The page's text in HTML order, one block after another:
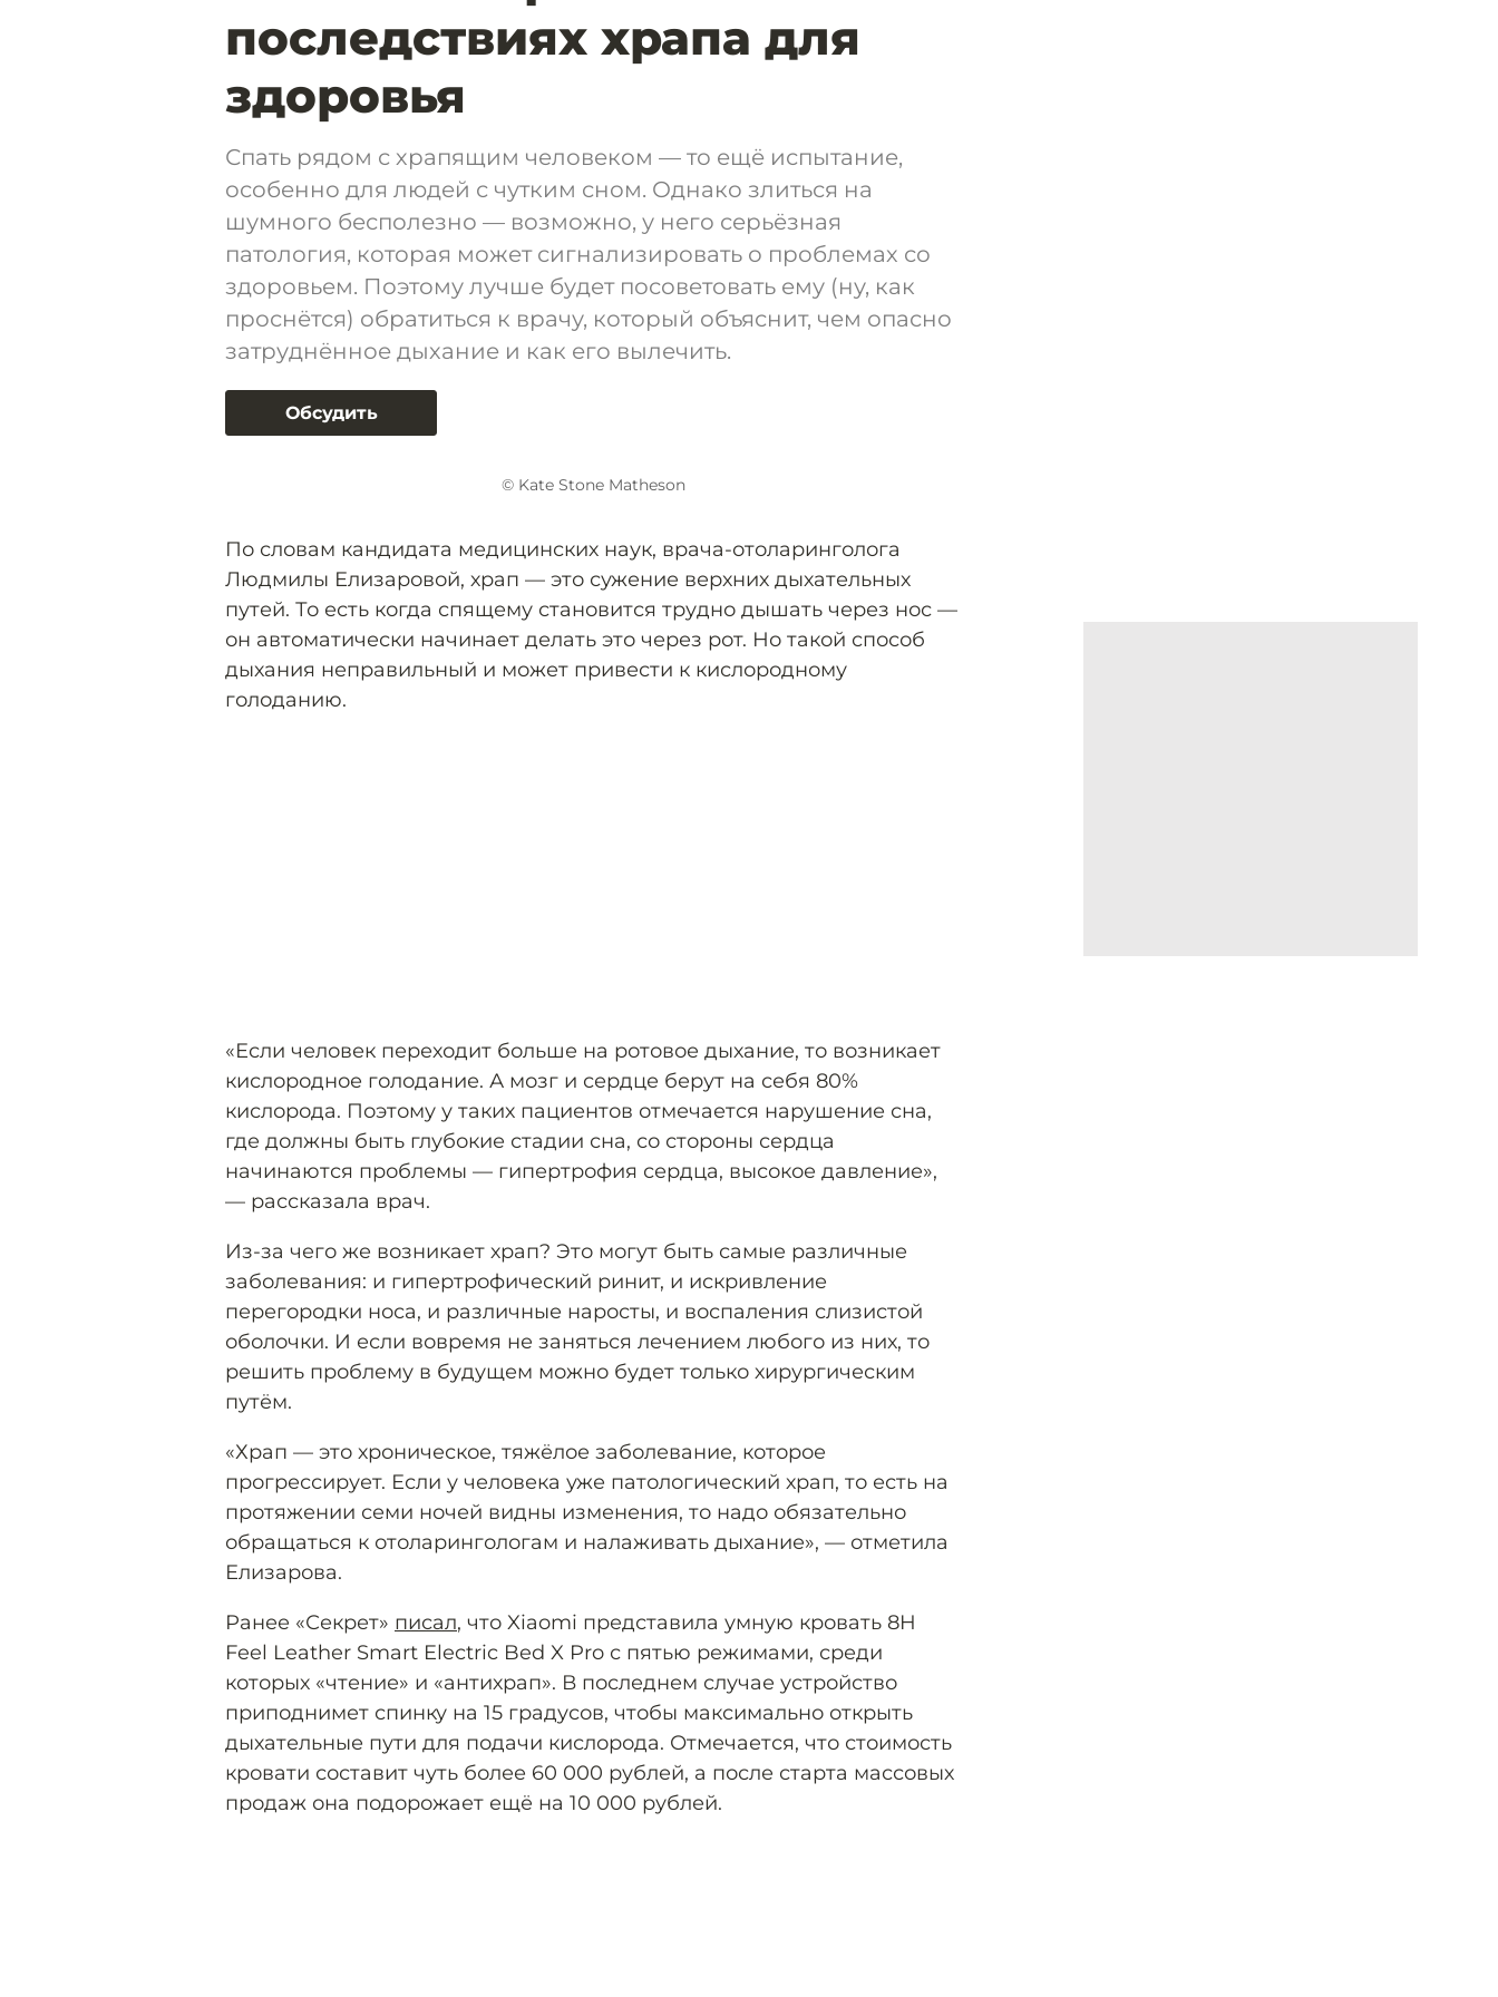
последствиях храпа для
здоровья
Спать рядом с храпящим человеком — то ещё испытание,
особенно для людей с чутким сном. Однако злиться на
шумного бесполезно — возможно, у него серьёзная
патология, которая может сигнализировать о проблемах со
здоровьем. Поэтому лучше будет посоветовать ему (ну, как
проснётся) обратиться к врачу, который объяснит, чем опасно
затруднённое дыхание и как его вылечить.
Обсудить
© Kate Stone Matheson
По словам кандидата медицинских наук, врача-отоларинголога
Людмилы Елизаровой, храп — это сужение верхних дыхательных
путей. То есть когда спящему становится трудно дышать через нос —
он автоматически начинает делать это через рот. Но такой способ
дыхания неправильный и может привести к кислородному
голоданию.
«Если человек переходит больше на ротовое дыхание, то возникает
кислородное голодание. А мозг и сердце берут на себя 80%
кислорода. Поэтому у таких пациентов отмечается нарушение сна,
где должны быть глубокие стадии сна, со стороны сердца
начинаются проблемы — гипертрофия сердца, высокое давление»,
— рассказала врач.
Из-за чего же возникает храп? Это могут быть самые различные
заболевания: и гипертрофический ринит, и искривление
перегородки носа, и различные наросты, и воспаления слизистой
оболочки. И если вовремя не заняться лечением любого из них, то
решить проблему в будущем можно будет только хирургическим
путём.
«Храп — это хроническое, тяжёлое заболевание, которое
прогрессирует. Если у человека уже патологический храп, то есть на
протяжении семи ночей видны изменения, то надо обязательно
обращаться к отоларингологам и налаживать дыхание», — отметила
Елизарова.
Ранее «Секрет» писал, что Xiaomi представила умную кровать 8H
Feel Leather Smart Electric Bed X Pro с пятью режимами, среди
которых «чтение» и «антихрап». В последнем случае устройство
приподнимет спинку на 15 градусов, чтобы максимально открыть
дыхательные пути для подачи кислорода. Отмечается, что стоимость
кровати составит чуть более 60 000 рублей, а после старта массовых
продаж она подорожает ещё на 10 000 рублей.